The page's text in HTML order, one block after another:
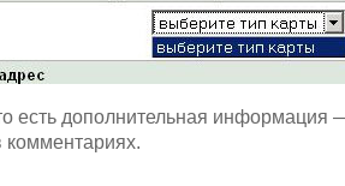
есть дополнительная информация
комментариях.